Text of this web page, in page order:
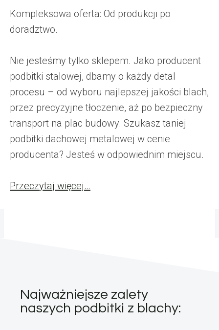
Kompleksowa oferta: Od produkcji po
doradztwo.
Nie jesteśmy tylko sklepem. Jako producent
podbitki stalowej, dbamy o każdy detal
procesu – od wyboru najlepszej jakości blach,
przez precyzyjne tłoczenie, aż po bezpieczny
transport na plac budowy. Szukasz taniej
podbitki dachowej metalowej w cenie
producenta? Jesteś w odpowiednim miejscu.
Przeczytaj więcej…
Najważniejsze zalety
naszych podbitki z blachy: